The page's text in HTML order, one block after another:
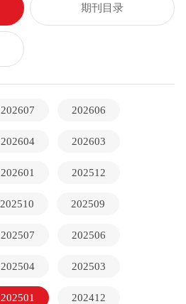
期刊目录
202607 202606
202604 202603
202601 202512
202510 202509
202507 202506
202504 202503
202501 202412